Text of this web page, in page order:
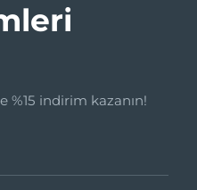
%15 indirim kazanın!